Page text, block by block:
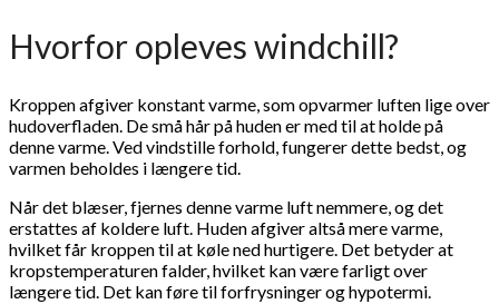
Hvorfor opleves windchill?
Kroppen afgiver konstant varme, som opvarmer luften lige over
hudoverfladen. De små hår på huden er med til at holde på
denne varme. Ved vindstille forhold, fungerer dette bedst, og
varmen beholdes i længere tid.
Når det blæser, fjernes denne varme luft nemmere, og det
erstattes af koldere luft. Huden afgiver altså mere varme,
hvilket får kroppen til at køle ned hurtigere. Det betyder at
kropstemperaturen falder, hvilket kan være farligt over
længere tid. Det kan føre til forfrysninger og hypotermi.